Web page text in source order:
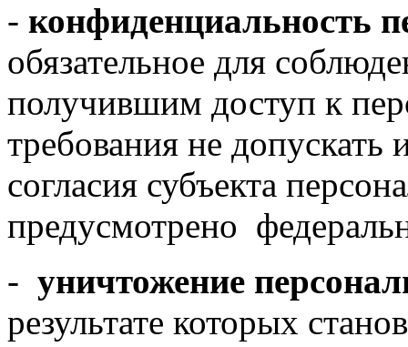
- конфиденциальность
обязательное для
получившим доступ к
требования не допускать
согласия субъекта
предусмотрено
- уничтожение
результате которых